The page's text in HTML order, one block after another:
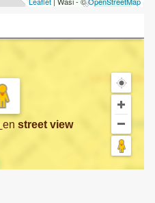
en street view